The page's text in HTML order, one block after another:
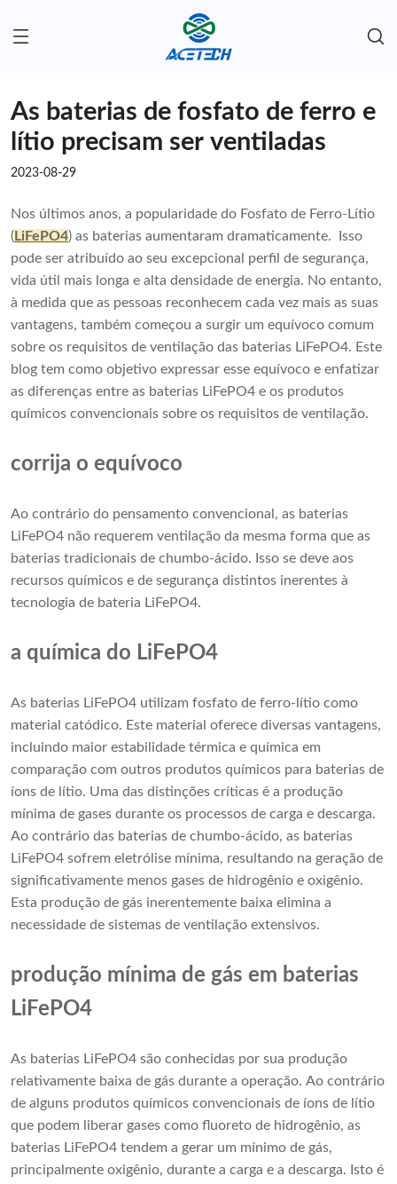
As baterias de fosfato de ferro e
lítio precisam ser ventiladas
2023-08-29
Nos últimos anos, a popularidade do Fosfato de Ferro-Lítio
(LiFePO4) as baterias aumentaram dramaticamente. Isso
pode ser atribuído ao seu excepcional perfil de segurança,
vida útil mais longa e alta densidade de energia. No entanto,
à medida que as pessoas reconhecem cada vez mais as suas
vantagens, também começou a surgir um equívoco comum
sobre os requisitos de ventilação das baterias LiFePO4. Este
blog tem como objetivo expressar esse equívoco e enfatizar
as diferenças entre as baterias LiFePO4 e os produtos
químicos convencionais sobre os requisitos de ventilação.
corrija o equívoco
Ao contrário do pensamento convencional, as baterias
LiFePO4 não requerem ventilação da mesma forma que as
baterias tradicionais de chumbo-ácido. Isso se deve aos
recursos químicos e de segurança distintos inerentes à
tecnologia de bateria LiFePO4.
a química do LiFePO4
As baterias LiFePO4 utilizam fosfato de ferro-lítio como
material catódico. Este material oferece diversas vantagens,
incluindo maior estabilidade térmica e química em
comparação com outros produtos químicos para baterias de
íons de lítio. Uma das distinções críticas é a produção
mínima de gases durante os processos de carga e descarga.
Ao contrário das baterias de chumbo-ácido, as baterias
LiFePO4 sofrem eletrólise mínima, resultando na geração de
significativamente menos gases de hidrogênio e oxigênio.
Esta produção de gás inerentemente baixa elimina a
necessidade de sistemas de ventilação extensivos.
produção mínima de gás em baterias
LiFePO4
As baterias LiFePO4 são conhecidas por sua produção
relativamente baixa de gás durante a operação. Ao contrário
de alguns produtos químicos convencionais de íons de lítio
que podem liberar gases como fluoreto de hidrogênio, as
baterias LiFePO4 tendem a gerar um mínimo de gás,
principalmente oxigênio, durante a carga e a descarga. Isto é